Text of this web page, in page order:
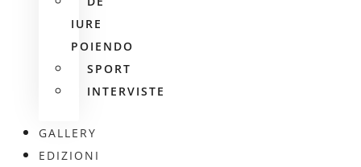
IURE
POIENDO
SPORT
INTERVISTE
GALLERY
EDIZIONI